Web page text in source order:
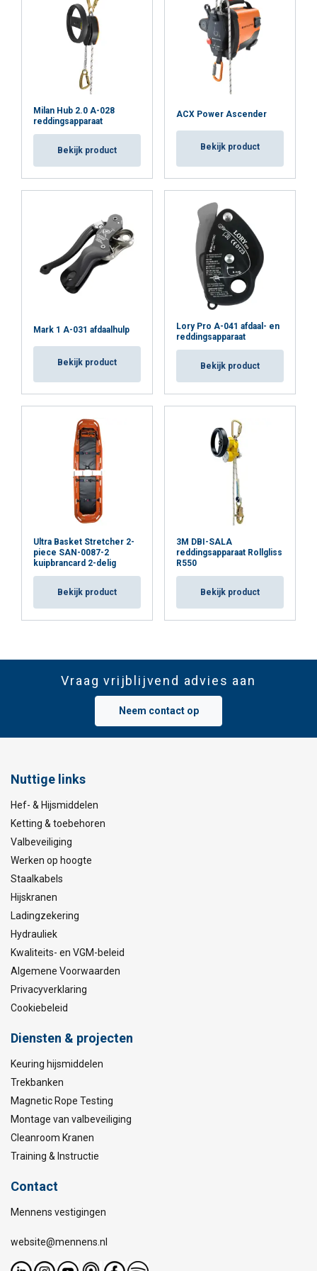
Milan Hub 2.0 A-028
reddingsapparaat
Bekijk product
ACX Power Ascender
Bekijk product
Mark 1 A-031 afdaalhulp
Bekijk product
Lory Pro A-041 afdaal- en
reddingsapparaat
Bekijk product
Ultra Basket Stretcher 2-
piece SAN-0087-2
kuipbrancard 2-delig
Bekijk product
3M DBI-SALA
reddingsapparaat Rollgliss
R550
Bekijk product
Vraag vrijblijvend advies aan
Neem contact op
Nuttige links
Hef- & Hijsmiddelen
Ketting & toebehoren
Valbeveiliging
Werken op hoogte
Staalkabels
Hijskranen
Ladingzekering
Hydrauliek
Kwaliteits- en VGM-beleid
Algemene Voorwaarden
Privacyverklaring
Cookiebeleid
Diensten & projecten
Keuring hijsmiddelen
Trekbanken
Magnetic Rope Testing
Montage van valbeveiliging
Cleanroom Kranen
Training & Instructie
Contact
Mennens vestigingen
website@mennens.nl
DETAILS WEERGEVEN
Cookie Policy